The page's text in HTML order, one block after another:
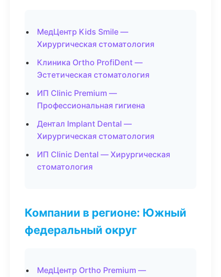
МедЦентр Kids Smile —
Хирургическая стоматология
Клиника Ortho ProfiDent —
Эстетическая стоматология
ИП Clinic Premium —
Профессиональная гигиена
Дентал Implant Dental —
Хирургическая стоматология
ИП Clinic Dental — Хирургическая
стоматология
Компании в регионе: Южный
федеральный округ
МедЦентр Ortho Premium —